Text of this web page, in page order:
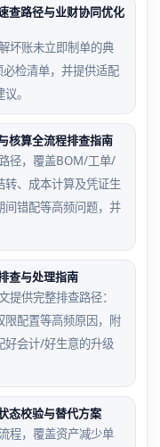
查路径与业财协同优化
坏账未立即制单的典
检清单，并提供适配
。
核算全流程排查指南
径，覆盖BOM/工单/
、成本计算及凭证生
间错配等高频问题，并
查与处理指南
供完整排查路径：
限配置等高频原因，附
好会计/好生意的升级
态校验与替代方案
程，覆盖资产减少单